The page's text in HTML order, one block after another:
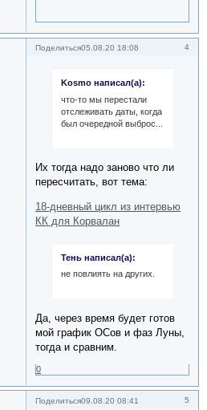
Поделиться 4
05.08.20 18:08
Kosmo написал(а):
что-то мы перестали
отслеживать даты, когда
был очередной выброс...
Их тогда надо заново что ли
пересчитать, вот тема:
18-дневный цикл из интервью
КК для Корвалан
Тень написал(а):
не повлиять на других.
Да, через время будет готов
мой график ОСов и фаз Луны,
тогда и сравним.
0
Поделиться 5
09.08.20 08:41